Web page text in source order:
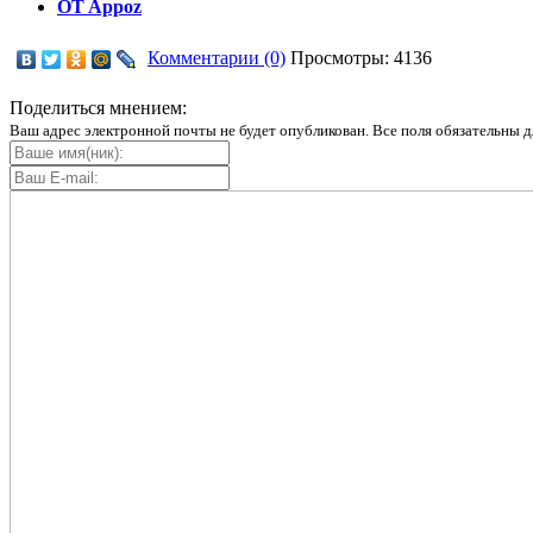
OT Appoz
Комментарии (0) Просмотры: 4136
Поделиться мнением:
Ваш адрес электронной почты не будет опубликован. Все поля обязательны